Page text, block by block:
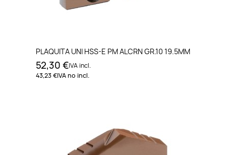
PLAQUITA UNI HSS-E PM ALCRN GR.10 19.5MM
52,30 €IVA incl.
43,23 €IVA no incl.